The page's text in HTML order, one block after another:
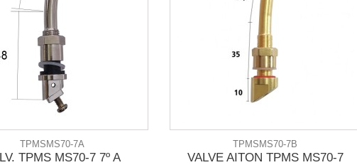
TPMSMS70-7A
TPMS MS70-7 7º A
TPMSMS70-7B
VALVE AITON TPMS MS70-7